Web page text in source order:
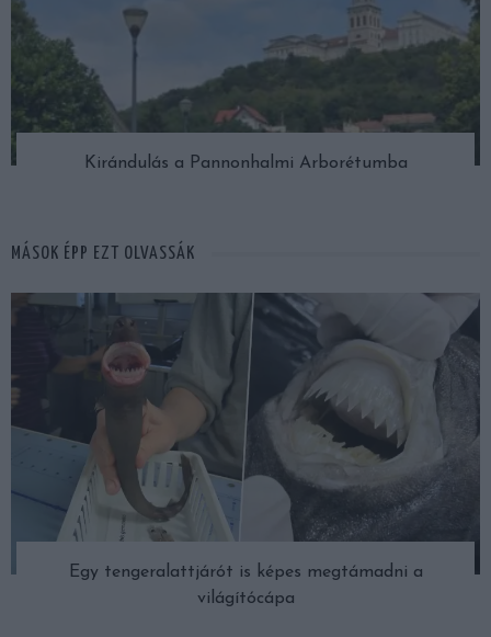
Kirándulás a Pannonhalmi Arborétumba
MÁSOK ÉPP EZT OLVASSÁK
Egy tengeralattjárót is képes megtámadni a
világítócápa